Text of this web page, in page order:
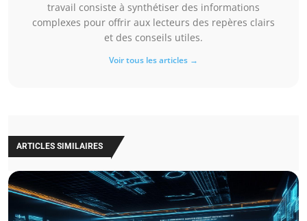
travail consiste à synthétiser des informations
complexes pour offrir aux lecteurs des repères clairs
et des conseils utiles.
Voir tous les articles →
ARTICLES SIMILAIRES